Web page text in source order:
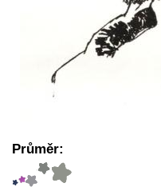
Průměr: